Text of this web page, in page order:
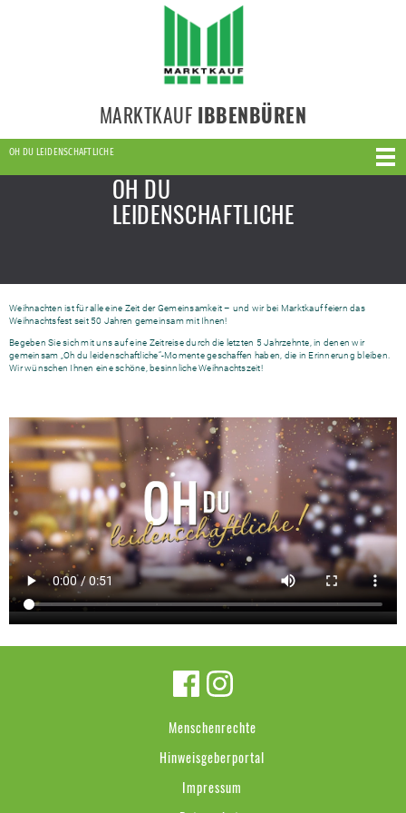
MARKTKAUF IBBENBÜREN
OH DU LEIDENSCHAFTLICHE
OH DU
LEIDENSCHAFTLICHE
Weihnachten ist für alle eine Zeit der Gemeinsamkeit – und wir bei Marktkauf feiern das
Weihnachtsfest seit 50 Jahren gemeinsam mit Ihnen!
Begeben Sie sich mit uns auf eine Zeitreise durch die letzten 5 Jahrzehnte, in denen wir
gemeinsam „Oh du leidenschaftliche“-Momente geschaffen haben, die in Erinnerung bleiben.
Wir wünschen Ihnen eine schöne, besinnliche Weihnachtszeit!
Menschenrechte
Hinweisgeberportal
Impressum